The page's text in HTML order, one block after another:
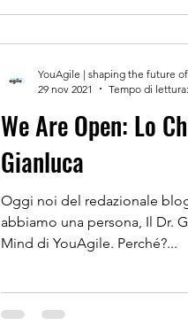
We Are Open: Lo Chiediamo a
Gianluca
Oggi noi del redazionale
abbiamo una persona, Il Dr.
Mind di YouAgile. Perché?...
YouAgile | shaping the future
29 nov 2021
Tempo di